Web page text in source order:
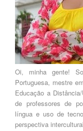
Oi, minha gente!
Portuguesa, mestre
Educação a
de professores de
língua e uso de
perspectiva